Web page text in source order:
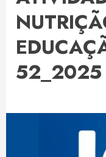
52_2025